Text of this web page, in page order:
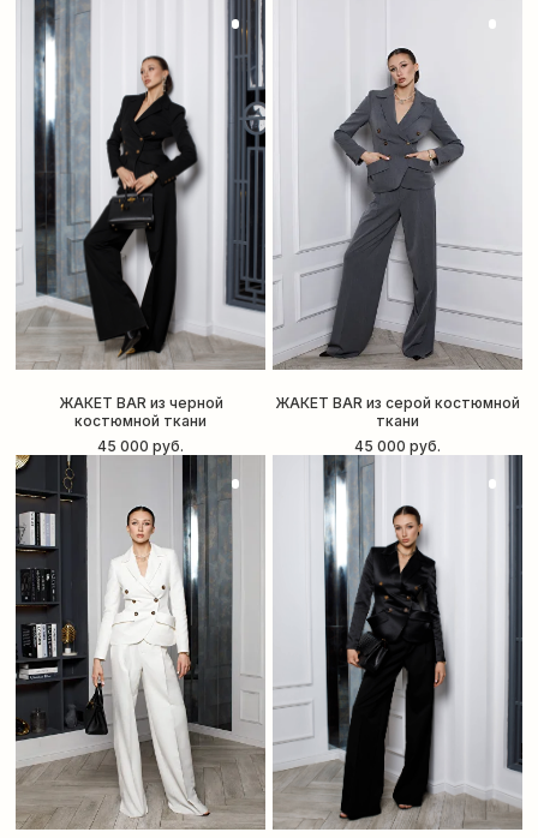
ЖАКЕТ BAR из черной
костюмной ткани
45 000 руб.
ЖАКЕТ BAR из серой костюмной
ткани
45 000 руб.